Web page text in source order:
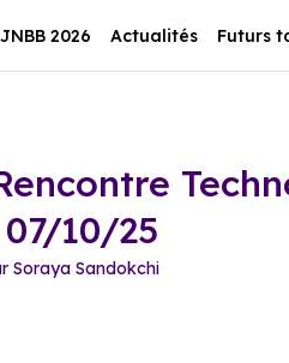
JNBB 2026 Actualités Futurs
10/25
Soraya Sandokchi